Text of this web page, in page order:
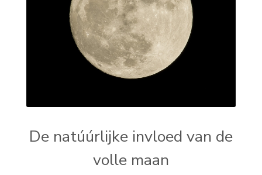
De natúúrlijke invloed van de
volle maan